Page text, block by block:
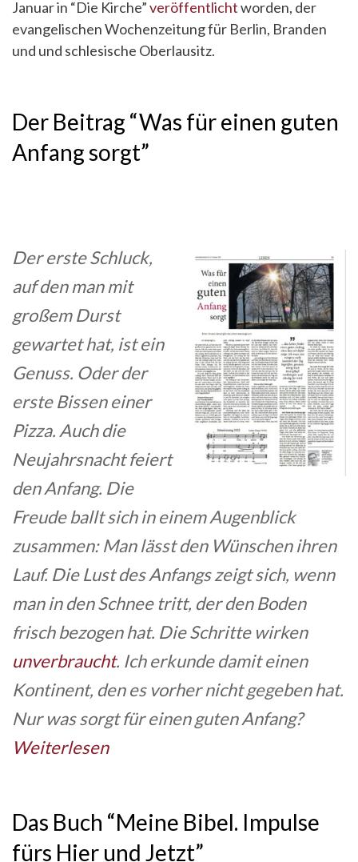
Januar in “Die Kirche”veröffentlichtworden, der
evangelischen Wochenzeitung für Berlin, Branden
und und schlesische Oberlausitz.
Der Beitrag “Was für einen guten
Anfang sorgt”
Der erste Schluck,
auf den man mit
großem Durst
gewartet hat, ist ein
Genuss. Oder der
erste Bissen einer
Pizza. Auch die
Neujahrsnacht feiert
den Anfang. Die
Freude ballt sich in einem Augenblick
zusammen: Man lässt den Wünschen ihren
Lauf. Die Lust des Anfangs zeigt sich, wenn
man in den Schnee tritt, der den Boden
frisch bezogen hat. Die Schritte wirken
unverbraucht. Ich erkunde damit einen
Kontinent, den es vorher nicht gegeben hat.
Nur was sorgt für einen guten Anfang?
Weiterlesen
Das Buch “Meine Bibel. Impulse
fürs Hier und Jetzt”